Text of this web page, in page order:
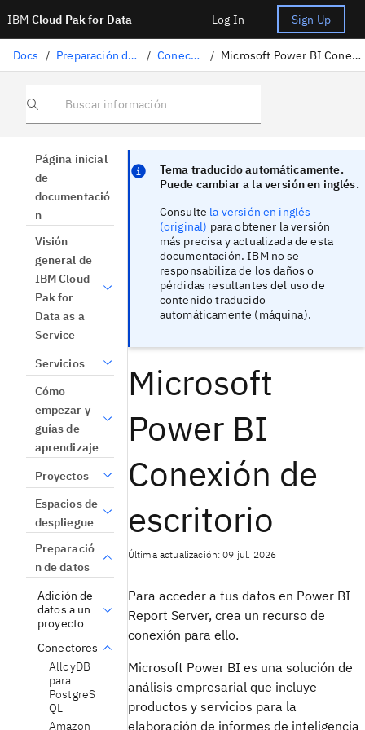
IBM Cloud Pak for Data Log In Sign Up
Docs / Preparación de datos / Conectores / Microsoft Power BI Conexión (local)
Buscar información
Página inicial
de
documentació
n
Visión
general de
IBM Cloud
Pak for
Data as a
Service
Servicios
Cómo
empezar y
guías de
aprendizaje
Proyectos
Espacios de
despliegue
Preparació
n de datos
Adición de
datos a un
proyecto
Conectores
AlloyDB
para
PostgreS
QL
Amazon
Tema traducido automáticamente.
Puede cambiar a la versión en inglés.
Consulte la versión en inglés
(original) para obtener la versión
más precisa y actualizada de esta
documentación. IBM no se
responsabiliza de los daños o
pérdidas resultantes del uso de
contenido traducido
automáticamente (máquina).
Microsoft
Power BI
Conexión de
escritorio
Última actualización: 09 jul. 2026
Para acceder a tus datos en Power BI
Report Server, crea un recurso de
conexión para ello.
Microsoft Power BI es una solución de
análisis empresarial que incluye
productos y servicios para la
elaboración de informes de inteligencia